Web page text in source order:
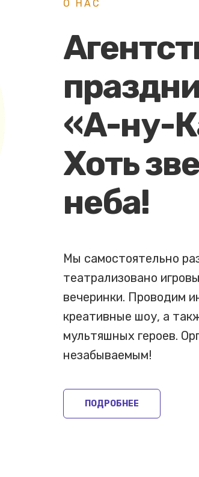
О НАС
«А-ну-
Хоть
неба!
Мы самостоятельно
театрализовано
вечеринки. Проводим
креативные шоу, а
мультяшных героев.
незабываемым!
ПОДРОБНЕЕ